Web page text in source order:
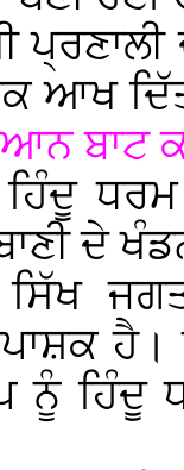
ਆਖ
ਬਾਟ
ਹਿੰਦੂ
ਦੇ
ਹਿੰਦੂ